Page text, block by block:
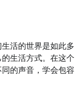
活的世界是如此多
生活方式。在这个
的声音，学会包容